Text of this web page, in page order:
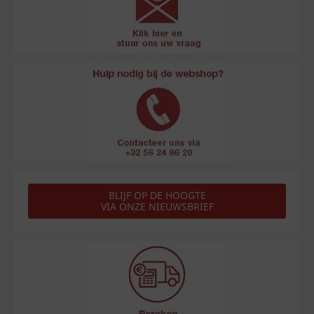
BLIJF OP DE HOOGTE
VIA ONZE NIEUWSBRIEF